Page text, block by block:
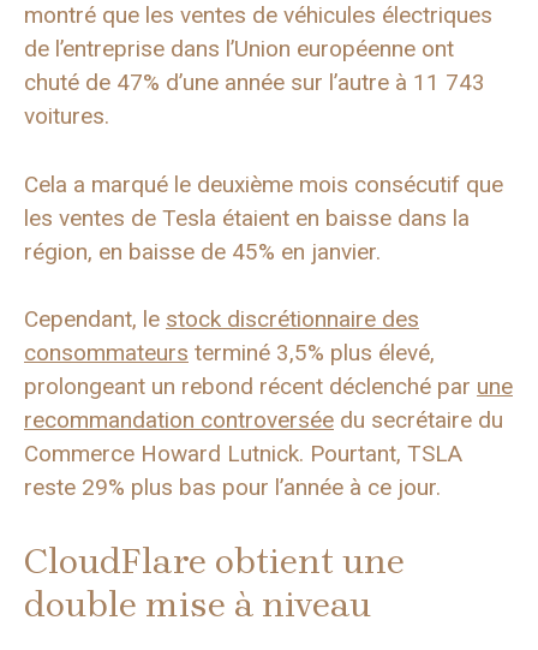
montré que les ventes de véhicules électriques
de l’entreprise dans l’Union européenne ont
chuté de 47% d’une année sur l’autre à 11 743
voitures.
Cela a marqué le deuxième mois consécutif que
les ventes de Tesla étaient en baisse dans la
région, en baisse de 45% en janvier.
Cependant, le stock discrétionnaire des
consommateurs terminé 3,5% plus élevé,
prolongeant un rebond récent déclenché par une
recommandation controversée du secrétaire du
Commerce Howard Lutnick. Pourtant, TSLA
reste 29% plus bas pour l’année à ce jour.
CloudFlare obtient une
double mise à niveau